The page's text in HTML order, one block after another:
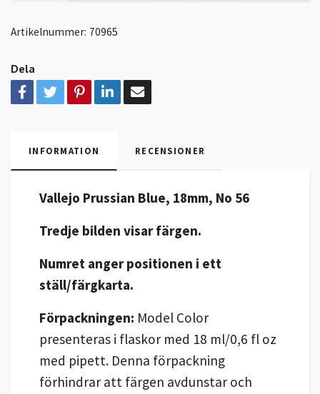
Artikelnummer: 70965
Dela
INFORMATION RECENSIONER
Vallejo Prussian Blue, 18mm, No 56
Tredje bilden visar färgen.
Numret anger positionen i ett
ställ/färgkarta.
Förpackningen: Model Color
presenteras i flaskor med 18 ml/0,6 fl oz
med pipett. Denna förpackning
förhindrar att färgen avdunstar och